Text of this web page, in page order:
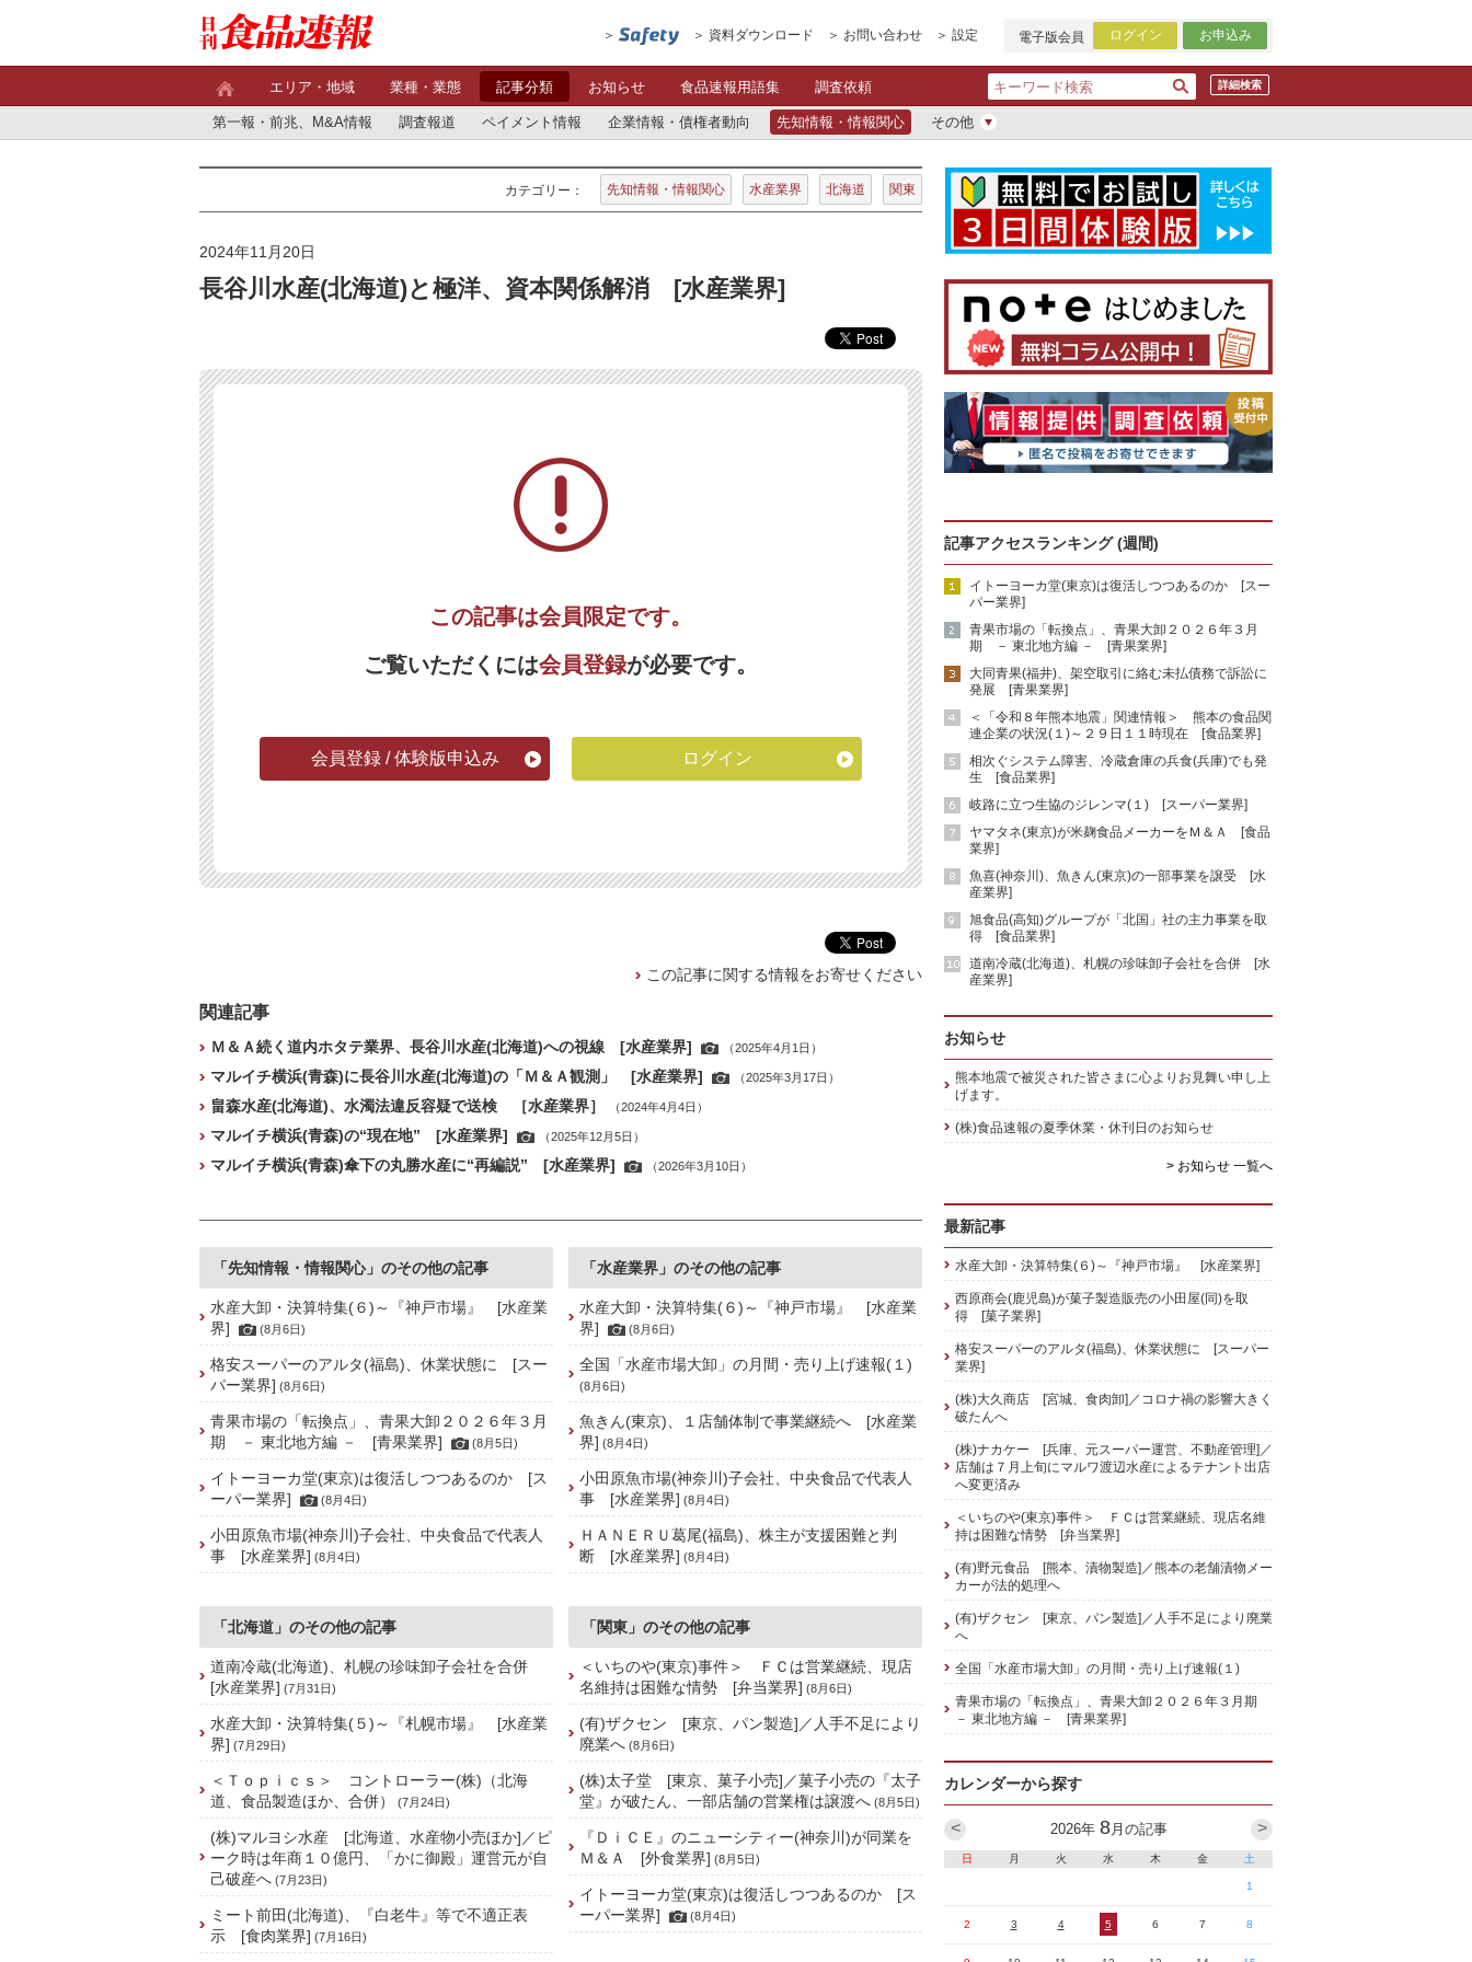
資料ダウンロード お問い合わせ 設定 電子版会員 ログイン お申込み
詳細検索
エリア・地域 業種・業態 記事分類 お知らせ 食品速報用語集 調査依頼
第一報・前兆、M&A情報 調査報道 ペイメント情報 企業情報・債権者動向 先知情報・情報関心 その他
カテゴリー： 先知情報・情報関心 水産業界 北海道 関東
2024年11月20日
長谷川水産(北海道)と極洋、資本関係解消 [水産業界]
この記事は会員限定です。
ご覧いただくには会員登録が必要です。
会員登録 / 体験版申込み ログイン
この記事に関する情報をお寄せください
関連記事
Ｍ＆Ａ続く道内ホタテ業界、長谷川水産(北海道)への視線 [水産業界] （2025年4月1日）
マルイチ横浜(青森)に長谷川水産(北海道)の「Ｍ＆Ａ観測」 [水産業界] （2025年3月17日）
畠森水産(北海道)、水濁法違反容疑で送検 ［水産業界］ （2024年4月4日）
マルイチ横浜(青森)の“現在地” [水産業界] （2025年12月5日）
マルイチ横浜(青森)傘下の丸勝水産に“再編説” [水産業界] （2026年3月10日）
「先知情報・情報関心」のその他の記事
水産大卸・決算特集(６)～『神戸市場』 [水産業
界]
(8月6日)
格安スーパーのアルタ(福島)、休業状態に [スー
パー業界] (8月6日)
青果市場の「転換点」、青果大卸２０２６年３月
期 － 東北地方編 － [青果業界]
(8月5日)
イトーヨーカ堂(東京)は復活しつつあるのか [ス
ーパー業界]
(8月4日)
小田原魚市場(神奈川)子会社、中央食品で代表人
事 [水産業界] (8月4日)
「水産業界」のその他の記事
水産大卸・決算特集(６)～『神戸市場』 [水産業
界]
(8月6日)
全国「水産市場大卸」の月間・売り上げ速報(１)
(8月6日)
魚きん(東京)、１店舗体制で事業継続へ [水産業
界] (8月4日)
小田原魚市場(神奈川)子会社、中央食品で代表人
事 [水産業界] (8月4日)
ＨＡＮＥＲＵ葛尾(福島)、株主が支援困難と判
断 [水産業界] (8月4日)
「北海道」のその他の記事
道南冷蔵(北海道)、札幌の珍味卸子会社を合併
[水産業界] (7月31日)
水産大卸・決算特集(５)～『札幌市場』 [水産業
界] (7月29日)
＜Ｔｏｐｉｃｓ＞ コントローラー(株)（北海
道、食品製造ほか、合併）
(7月24日)
(株)マルヨシ水産 [北海道、水産物小売ほか]／ピ
ーク時は年商１０億円、「かに御殿」運営元が自
己破産へ (7月23日)
ミート前田(北海道)、『白老牛』等で不適正表
示 [食肉業界] (7月16日)
「関東」のその他の記事
＜いちのや(東京)事件＞ ＦＣは営業継続、現店
名維持は困難な情勢 [弁当業界] (8月6日)
(有)ザクセン [東京、パン製造]／人手不足により
廃業へ (8月6日)
(株)太子堂 [東京、菓子小売]／菓子小売の『太子
堂』が破たん、一部店舗の営業権は譲渡へ (8月5日)
『ＤｉＣＥ』のニューシティー(神奈川)が同業を
Ｍ＆Ａ [外食業界] (8月5日)
イトーヨーカ堂(東京)は復活しつつあるのか [ス
ーパー業界]
(8月4日)
記事アクセスランキング (週間)
イトーヨーカ堂(東京)は復活しつつあるのか [スー
パー業界]
青果市場の「転換点」、青果大卸２０２６年３月
期 － 東北地方編 － [青果業界]
大同青果(福井)、架空取引に絡む未払債務で訴訟に
発展 [青果業界]
＜「令和８年熊本地震」関連情報＞ 熊本の食品関
連企業の状況(１)～２９日１１時現在 [食品業界]
相次ぐシステム障害、冷蔵倉庫の兵食(兵庫)でも発
生 [食品業界]
岐路に立つ生協のジレンマ(１) [スーパー業界]
ヤマタネ(東京)が米麹食品メーカーをＭ＆Ａ [食品
業界]
魚喜(神奈川)、魚きん(東京)の一部事業を譲受 [水
産業界]
旭食品(高知)グループが「北国」社の主力事業を取
得 [食品業界]
道南冷蔵(北海道)、札幌の珍味卸子会社を合併 [水
産業界]
お知らせ
熊本地震で被災された皆さまに心よりお見舞い申し上
げます。
(株)食品速報の夏季休業・休刊日のお知らせ
> お知らせ 一覧へ
最新記事
水産大卸・決算特集(６)～『神戸市場』 [水産業界]
西原商会(鹿児島)が菓子製造販売の小田屋(同)を取
得 [菓子業界]
格安スーパーのアルタ(福島)、休業状態に [スーパー
業界]
(株)大久商店 [宮城、食肉卸]／コロナ禍の影響大きく
破たんへ
(株)ナカケー [兵庫、元スーパー運営、不動産管理]／
店舗は７月上旬にマルワ渡辺水産によるテナント出店
へ変更済み
＜いちのや(東京)事件＞ ＦＣは営業継続、現店名維
持は困難な情勢 [弁当業界]
(有)野元食品 [熊本、漬物製造]／熊本の老舗漬物メー
カーが法的処理へ
(有)ザクセン [東京、パン製造]／人手不足により廃業
へ
全国「水産市場大卸」の月間・売り上げ速報(１)
青果市場の「転換点」、青果大卸２０２６年３月期
－ 東北地方編 － [青果業界]
カレンダーから探す
2026年 8月の記事 >
<
日 月 火 水 木 金 土
1
2 3 4 5 6 7 8